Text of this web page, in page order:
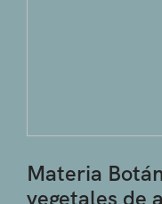
Materia
vegetales de